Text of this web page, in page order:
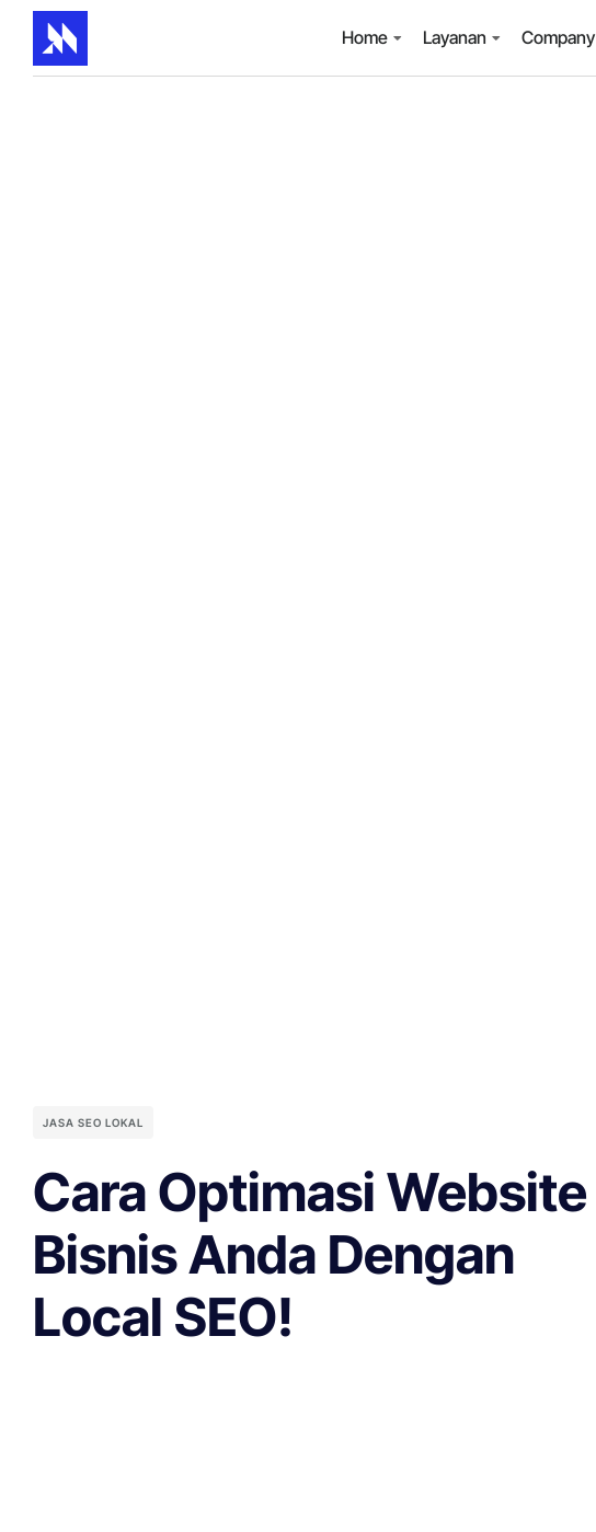
Home Layanan Company
JASA SEO LOKAL
Cara Optimasi Website
Bisnis Anda Dengan
Local SEO!